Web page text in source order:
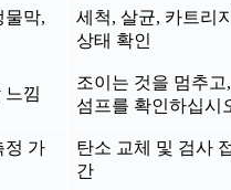
물막,
세척, 살균, 카트리
상태 확인
느낌
조이는 것을 멈추고
섬프를 확인하십시
정 가
탄소 교체 및 검사
간